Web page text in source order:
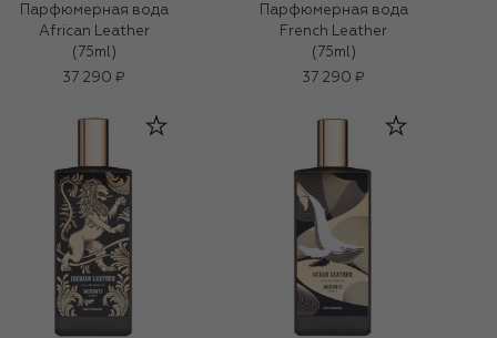
Парфюмерная вода
African Leather
(75ml)
37 290 ₽
Парфюмерная вода
French Leather
(75ml)
37 290 ₽